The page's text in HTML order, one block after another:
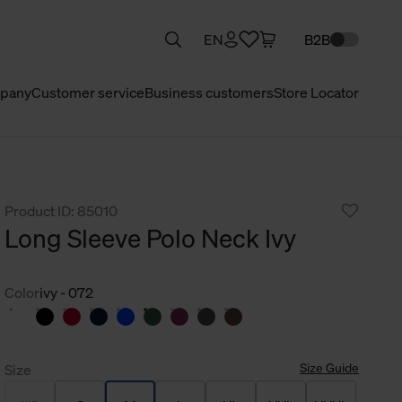
Customer serviceBusiness customersStore Locator
EN B2B
Product ID: 85010
Long Sleeve Polo Neck Ivy
Colorivy - 072
Size Size Guide